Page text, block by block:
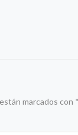
marcados con *